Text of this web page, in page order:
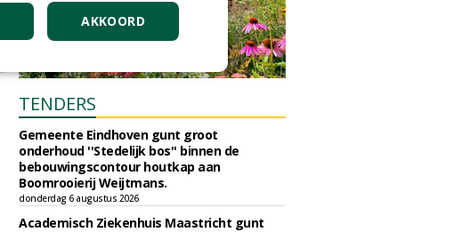
TENDERS
Gemeente Eindhoven gunt groot
onderhoud ''Stedelijk bos'' binnen de
bebouwingscontour houtkap aan
Boomrooierij Weijtmans.
donderdag 6 augustus 2026
Academisch Ziekenhuis Maastricht gunt
AKKOORD